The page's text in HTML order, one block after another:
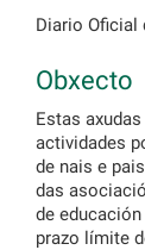
Diario Oficial
Obxecto
Estas
actividades
de nais e
das
de
prazo límite